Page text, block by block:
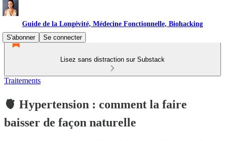
Guide de la Longévité, Médecine Fonctionnelle, Biohacking
S'abonner
Se connecter
Lisez sans distraction sur Substack
Traitements
🫀 Hypertension : comment la faire
baisser de façon naturelle